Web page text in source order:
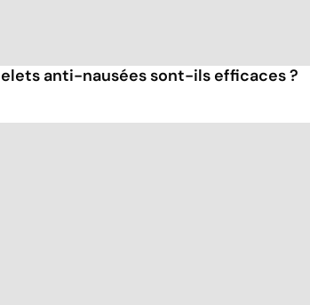
anti-nausées sont-ils efficaces ?